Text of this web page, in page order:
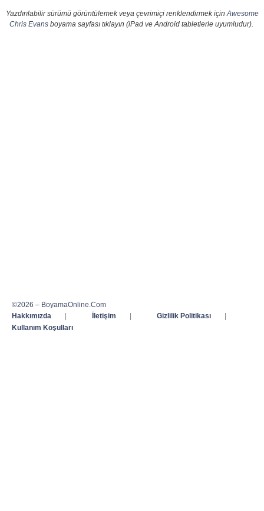
Yazdırılabilir sürümü görüntülemek veya çevrimiçi renklendirmek için Awesome
Chris Evansboyama sayfası tıklayın (iPad ve Android tabletlerle uyumludur).
©2026 – BoyamaOnline.Com
Hakkımızda
| İletişim | Gizlilik Politikası
|
Kullanım Koşulları